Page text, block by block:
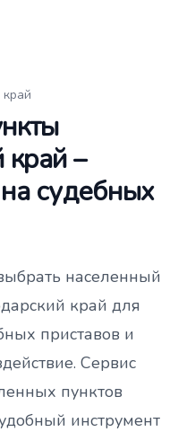
край –
судебных
населенный
край для
приставов и
Сервис
пунктов
инструмент